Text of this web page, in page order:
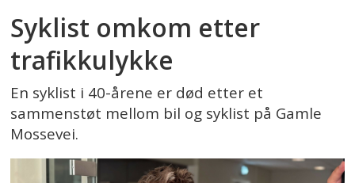
Syklist omkom etter
trafikkulykke
En syklist i 40-årene er død etter et
sammenstøt mellom bil og syklist på Gamle
Mossevei.